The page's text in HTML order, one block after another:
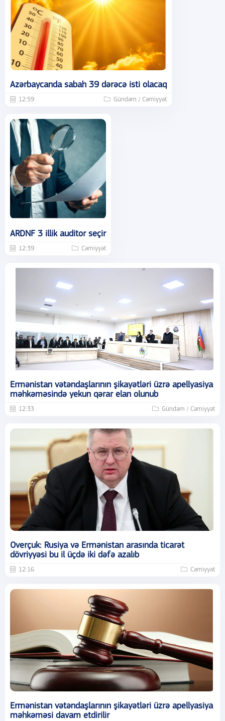
Azərbaycanda sabah 39 dərəcə isti olacaq
12:59 Gündəm / Cəmiyyət
ARDNF 3 illik auditor seçir
12:39 Cəmiyyət
Ermənistan vətəndaşlarının şikayətləri üzrə apellyasiya
məhkəməsində yekun qərar elan olunub
12:33 Gündəm / Cəmiyyət
Overçuk: Rusiya və Ermənistan arasında ticarət
dövriyyəsi bu il üçdə iki dəfə azalıb
12:16 Cəmiyyət
Ermənistan vətəndaşlarının şikayətləri üzrə apellyasiya
məhkəməsi davam etdirilir